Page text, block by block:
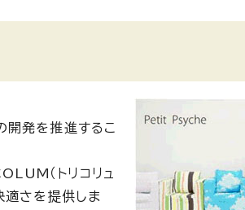
開発を推進するこ
（トリコリュ
適さを提供しま